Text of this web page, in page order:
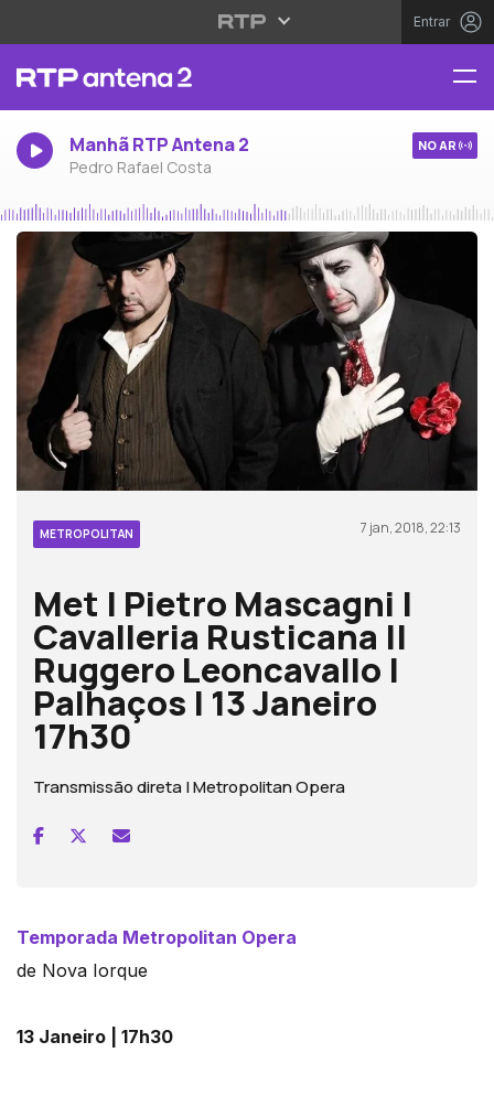
Entrar
Manhã RTP Antena 2
Pedro Rafael Costa
NO AR
METROPOLITAN 7 jan, 2018, 22:13
Met | Pietro Mascagni |
Cavalleria Rusticana ||
Ruggero Leoncavallo |
Palhaços | 13 Janeiro
17h30
Transmissão direta | Metropolitan Opera
Temporada Metropolitan Opera
de Nova Iorque
13 Janeiro | 17h30